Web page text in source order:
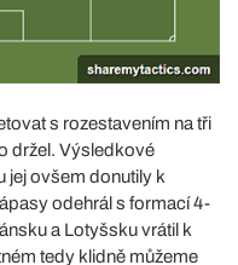
s rozestavením na tři
držel. Výsledkové
jej ovšem donutily k
odehrál s formací 4-
a Lotyšsku vrátil k
tedy klidně můžeme